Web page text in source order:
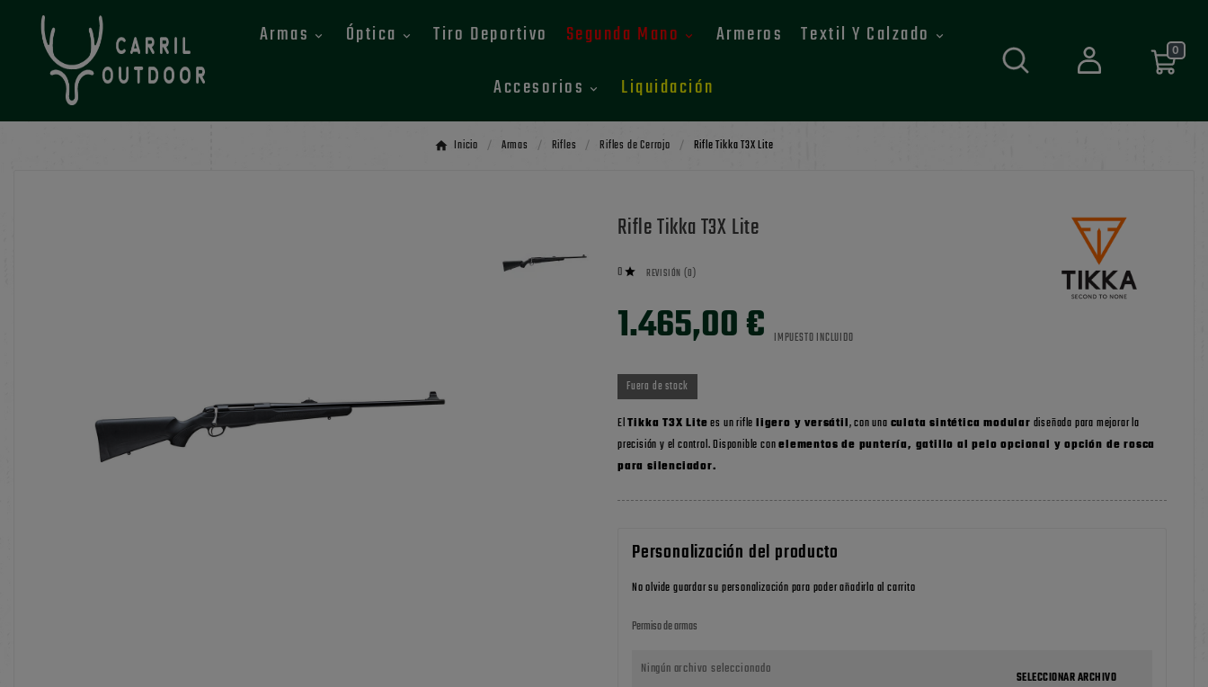
Armas Óptica Tiro Deportivo Segunda Mano Armeros
Textil Y Calzado
Accesorios
Liquidación
0
Inicio Armas Rifles Rifles de Cerrojo Rifle Tikka T3X Lite
Rifle Tikka T3X Lite
0  REVISIÓN (0)
1.465,00 € IMPUESTO INCLUIDO
Fuera de stock
ElTikka T3X Litees un rifleligero y versátil, con una culata sintética modular diseñada para mejorar la
precisión y el control. Disponible conelementos de puntería, gatillo al pelo opcional y opción de rosca
para silenciador.
Personalización del producto
No olvide guardar su personalización para poder añadirla al carrito
Permiso de armas
Ningún archivo seleccionado SELECCIONAR ARCHIVO